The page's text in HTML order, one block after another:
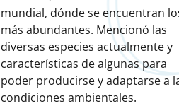
mundial, dónde se encuentran
más abundantes. Mencionó las
diversas especies actualmente y
características de algunas para
poder producirse y adaptarse a
condiciones ambientales.